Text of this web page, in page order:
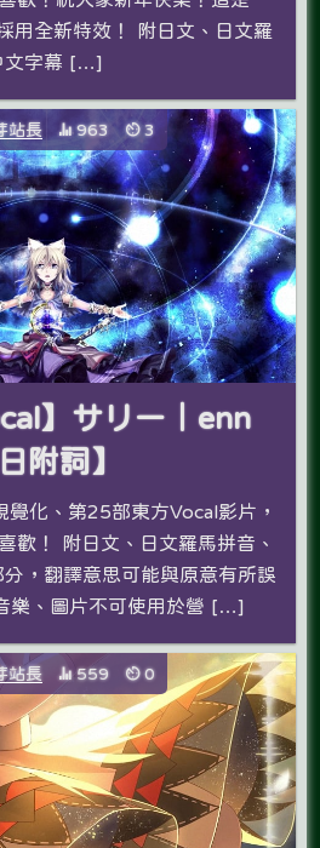
用全新特效！ 附日文、日文羅
文字幕 […]
站長 963 3
】サリー｜enn
附詞】
化、第25部東方Vocal影片，
歡­！ 附日文、日文羅馬拼音、
，翻譯意思可能與原意有所誤
樂、圖片不可使用於營 […]
站長 559 0